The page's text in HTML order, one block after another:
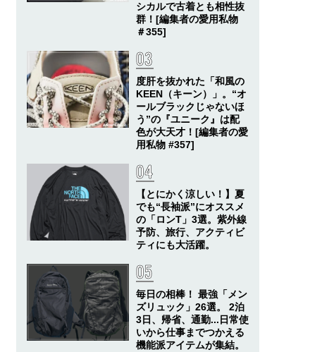
シカルで古着とも相性抜
群！[編集者の愛用私物
＃355]
度肝を抜かれた「和風の
KEEN（キーン）」。“オ
ールブラックじゃないほ
う”の『ユニーク』は配
色が大天才！[編集者の愛
用私物 #357]
【とにかく涼しい！】夏
でも“長袖派”にオススメ
の「ロンT」3選。紫外線
予防、旅行、アクティビ
ティにも大活躍。
毎日の相棒！ 最強「メン
ズリュック」26選。 2泊
3日、帰省、通勤...日常使
いから仕事までつかえる
機能派アイテムが集結。